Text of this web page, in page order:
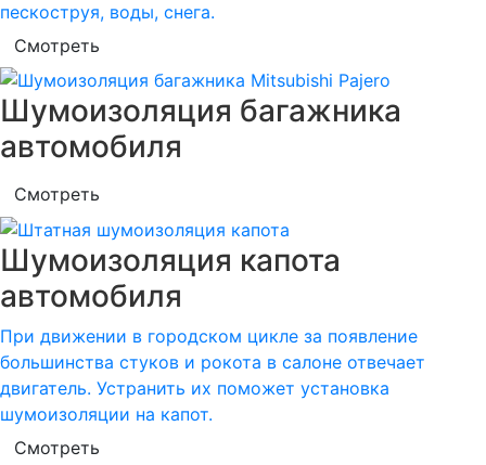
пескоструя, воды, снега.
Смотреть
Шумоизоляция багажника
автомобиля
Смотреть
Шумоизоляция капота
автомобиля
При движении в городском цикле за появление
большинства стуков и рокота в салоне отвечает
двигатель. Устранить их поможет установка
шумоизоляции на капот.
Смотреть